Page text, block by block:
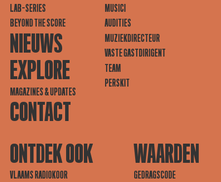
LAB-SERIES
BEYOND THE SCORE
NIEUWS
EXPLORE
MAGAZINES & UPDATES
CONTACT
MUSICI
AUDITIES
MUZIEKDIRECTEUR
VASTE GASTDIRIGENT
TEAM
PERSKIT
ONTDEK OOK
VLAAMS RADIOKOOR
WAARDEN
GEDRAGSCODE